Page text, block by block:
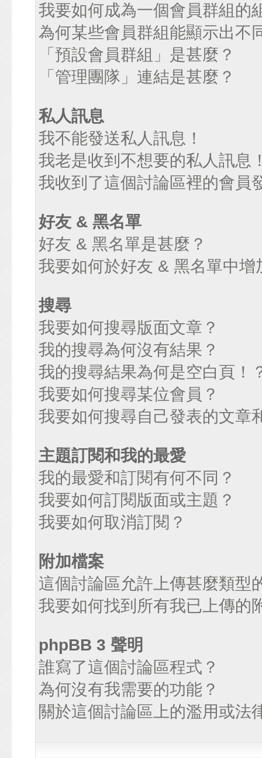
我要如何成為一個會員群組的
為何某些會員群組能顯示出不
「預設會員群組」是甚麼？
「管理團隊」連結是甚麼？
私人訊息
我不能發送私人訊息！
我老是收到不想要的私人訊息
我收到了這個討論區裡的會員
好友 & 黑名單
好友 & 黑名單是甚麼？
我要如何於好友 & 黑名單中增
搜尋
我要如何搜尋版面文章？
我的搜尋為何沒有結果？
我的搜尋結果為何是空白頁！
我要如何搜尋某位會員？
我要如何搜尋自己發表的文章
主題訂閱和我的最愛
我的最愛和訂閱有何不同？
我要如何訂閱版面或主題？
我要如何取消訂閱？
附加檔案
這個討論區允許上傳甚麼類型
我要如何找到所有我已上傳的
phpBB 3 聲明
誰寫了這個討論區程式？
為何沒有我需要的功能？
關於這個討論區上的濫用或法